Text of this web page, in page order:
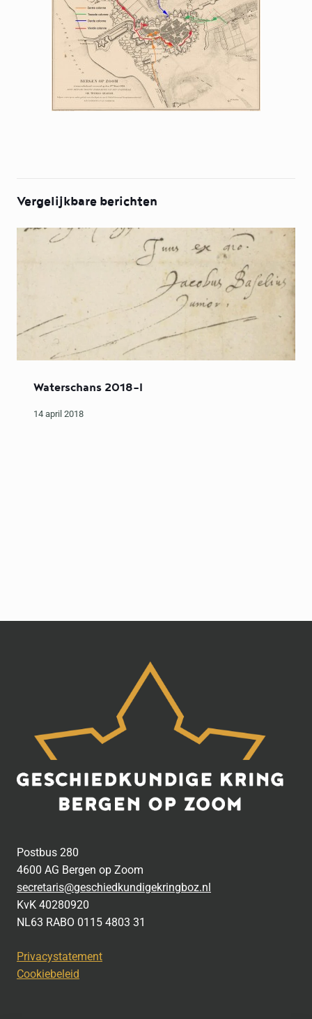
Vergelijkbare berichten
Waterschans 2018-I
14 april 2018
Postbus 280
4600 AG Bergen op Zoom
secretaris@geschiedkundigekringboz.nl
KvK 40280920
NL63 RABO 0115 4803 31
Privacystatement
Cookiebeleid